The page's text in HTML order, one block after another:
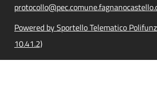
Powered by Sportello Telematico
10.41.2)